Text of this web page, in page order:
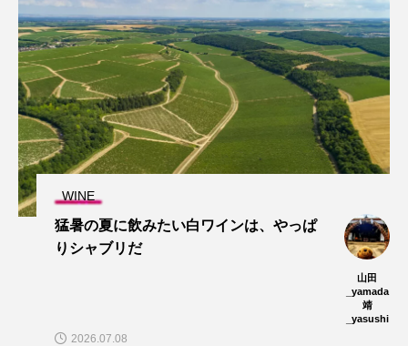
WINE
猛暑の夏に飲みたい白ワインは、やっぱ
りシャブリだ
山田
_yamada
靖
_yasushi
2026.07.08